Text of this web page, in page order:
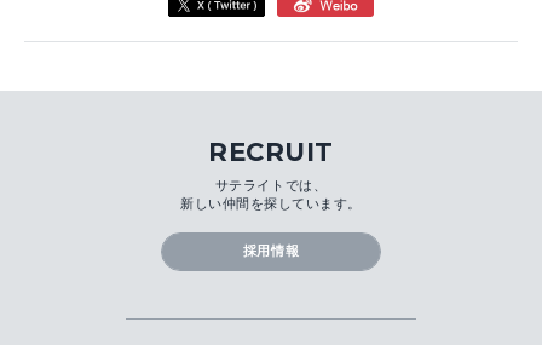
RECRUIT
サテライトでは、
新しい仲間を探しています。
採用情報